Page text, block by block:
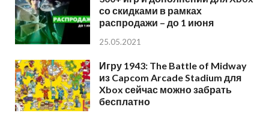
со скидками в рамках
распродажи – до 1 июня
25.05.2021
Игру 1943: The Battle of Midway
из Capcom Arcade Stadium для
Xbox сейчас можно забрать
бесплатно